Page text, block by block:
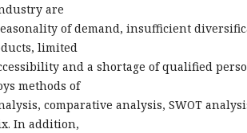
are
of demand, insufficient
limited
and a shortage of qualified
methods of
comparative analysis, SWOT
In addition,